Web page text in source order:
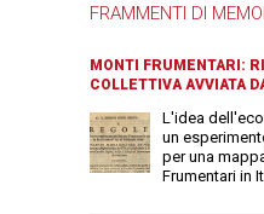
FRAMMENTI DI
MONTI FRUMENTARI:
COLLETTIVA AVVIATA
L'idea
un
per una
Frumentari in